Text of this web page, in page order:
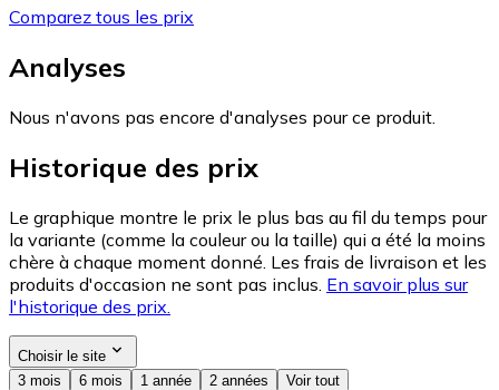
Comparez tous les prix
Analyses
Nous n'avons pas encore d'analyses pour ce produit.
Historique des prix
Le graphique montre le prix le plus bas au fil du temps pour
la variante (comme la couleur ou la taille) qui a été la moins
chère à chaque moment donné. Les frais de livraison et les
produits d'occasion ne sont pas inclus. En savoir plus sur
l'historique des prix.
Choisir le site
3 mois
6 mois 1 année 2 années Voir tout